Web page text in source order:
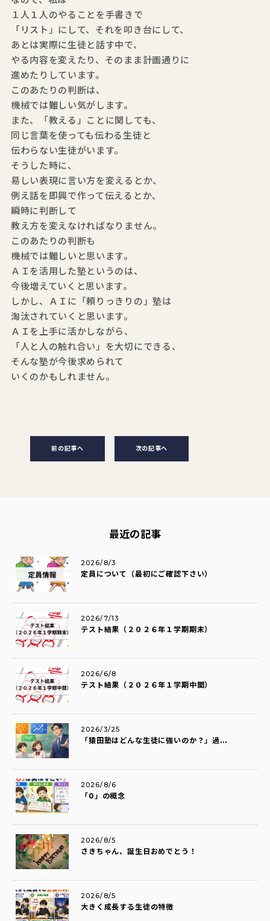
１人１人のやることを手書きで
「リスト」にして、それを叩き台にして、
あとは実際に生徒と話す中で、
やる内容を変えたり、そのまま計画通りに
進めたりしています。
このあたりの判断は、
機械では難しい気がします。
また、「教える」ことに関しても、
同じ言葉を使っても伝わる生徒と
伝わらない生徒がいます。
そうした時に、
易しい表現に言い方を変えるとか、
例え話を即興で作って伝えるとか、
瞬時に判断して
教え方を変えなければなりません。
このあたりの判断も
機械では難しいと思います。
ＡＩを活用した塾というのは、
今後増えていくと思います。
しかし、ＡＩに「頼りっきりの」塾は
淘汰されていくと思います。
ＡＩを上手に活かしながら、
「人と人の触れ合い」を大切にできる、
そんな塾が今後求められて
いくのかもしれません。
前の記事へ 次の記事へ
最近の記事
定員について（最初にご確認下さい）
2026/8/3
テスト結果（２０２６年１学期期末）
2026/7/13
テスト結果（２０２６年１学期中間）
2026/6/8
「猿田塾はどんな生徒に強いのか？」過...
2026/3/25
「0」の概念
2026/8/6
さきちゃん、誕生日おめでとう！
2026/8/5
大きく成長する生徒の特徴
2026/8/5